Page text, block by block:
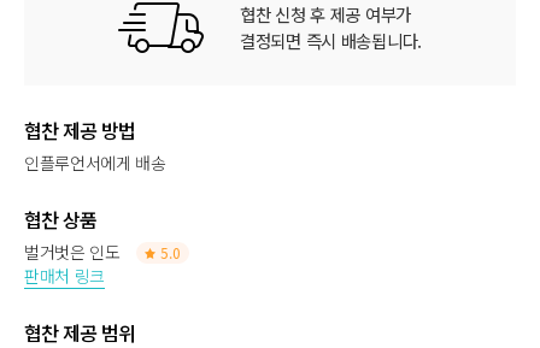
협찬 신청 후 제공 여부가
결정되면 즉시 배송됩니다.
협찬 제공 방법
인플루언서에게 배송
협찬 상품
벌거벗은 인도 5.0
판매처 링크
협찬 제공 범위